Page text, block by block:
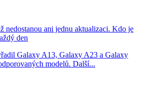
nedostanou ani jednu aktualizaci. Kdo je
den
Galaxy A13, Galaxy A23 a Galaxy
modelů. Další...